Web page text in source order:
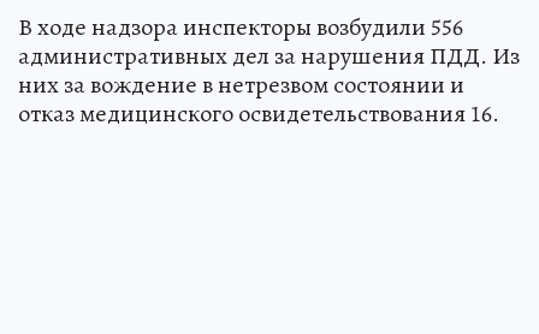
В ходе надзора инспекторы возбудили 556
административных дел за нарушения ПДД. Из
них за вождение в нетрезвом состоянии и
отказ медицинского освидетельствования 16.